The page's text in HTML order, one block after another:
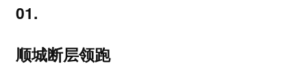
01.
顺城断层领跑